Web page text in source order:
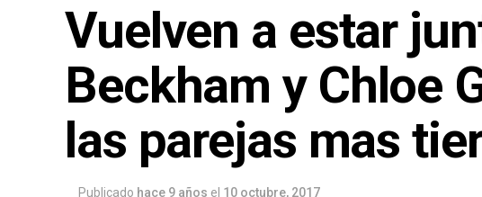
Vuelven a estar
Beckham y Chloe
las parejas mas
Publicado hace 9 años el 10 octubre, 2017